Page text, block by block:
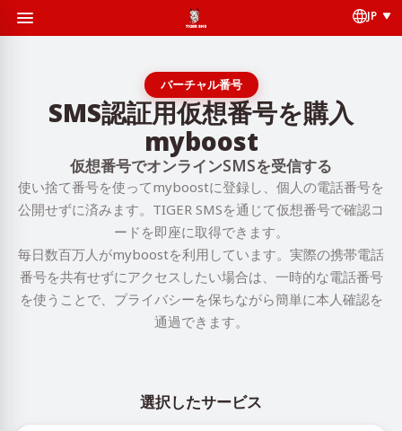
JP
バーチャル番号
SMS認証用仮想番号を購入
myboost
仮想番号でオンラインSMSを受信する
使い捨て番号を使ってmyboostに登録し、個人の電話番号を
公開せずに済みます。TIGER SMSを通じて仮想番号で確認コ
ードを即座に取得できます。
毎日数百万人がmyboostを利用しています。実際の携帯電話
番号を共有せずにアクセスしたい場合は、一時的な電話番号
を使うことで、プライバシーを保ちながら簡単に本人確認を
通過できます。
選択したサービス